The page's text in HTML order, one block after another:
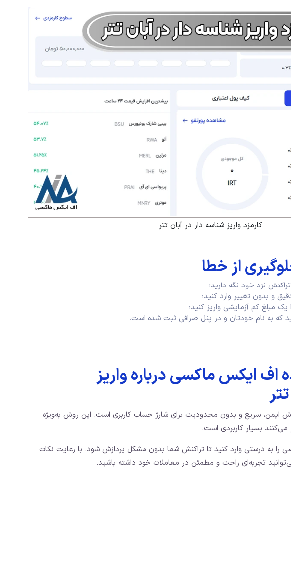
کارمزد واریز شناسه دار در آبان تتر
از خطا
نزد خود نگه دارید؛
و بدون تغییر وارد کنید؛
یک مبلغ کم آزمایشی واریز کنید؛
که به نام خودتان و در پنل صرافی ثبت شده است.
اف ایکس ماکسی درباره واریز
ایمن، سریع و بدون محدودیت برای شارژ حساب کاربری است. این روش به‌ویژه
می‌کنند بسیار کاربردی است.
را به درستی وارد کنید تا تراکنش شما بدون مشکل پردازش شود. با رعایت نکات
تجربه‌ای راحت و مطمئن در معاملات خود داشته باشید.